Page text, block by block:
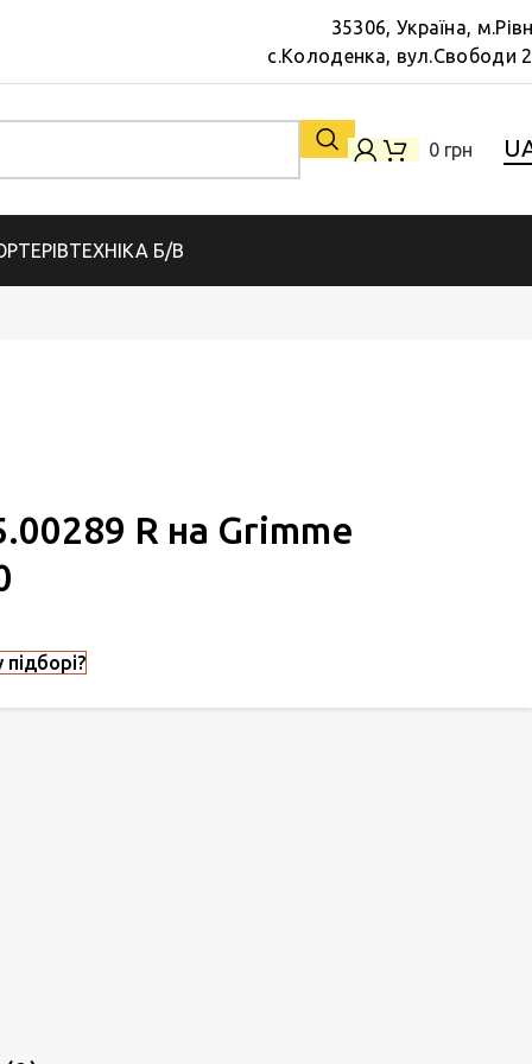
35306, Україна,
с.Колоденка, вул.Свободи
0 грн
ТЕХНІКА Б/В
R на Grimme